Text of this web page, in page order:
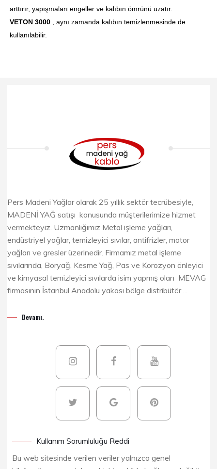
arttırır, yapışmaları engeller ve kalıbın ömrünü uzatır.
VETON 3000
, aynı zamanda kalıbın temizlenmesinde de
kullanılabilir.
Pers Madeni Yağlar olarak 25 yıllık sektör tecrübesiyle,
MADENİ YAĞ satışı konusunda müşterilerimize hizmet
vermekteyiz. Uzmanlığımız Metal işleme yağları,
endüstriyel yağlar, temizleyici sıvılar, antifrizler, motor
yağları ve gresler üzerinedir. Firmamız metal işleme
sıvılarında, Boryağ, Kesme Yağ, Pas ve Korozyon önleyici
ve kimyasal temizleyici sıvılarda isim yapmış olan MEVAG
firmasının İstanbul Anadolu yakası bölge distribütör ...
Devamı.
Kullanım Sorumluluğu Reddi
Bu web sitesinde verilen veriler yalnızca genel